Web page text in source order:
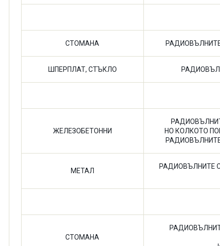
СТОМАНА
ШПЕРПЛАТ, СТЪКЛО
ЖЕЛЕЗОБЕТОННИ
НО КОЛКОТО
МЕТАЛ
РАДИОВЪЛНИТЕ
СТОМАНА